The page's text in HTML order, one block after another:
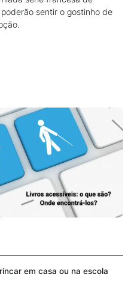
sentir o gostinho de
em casa ou na escola